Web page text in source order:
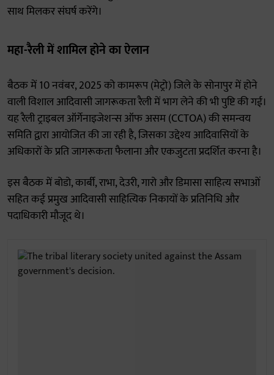
साथ मिलकर संघर्ष करेंगे।
महा-रैली में शामिल होने का ऐलान
बैठक में 10 नवंबर, 2025 को कामरूप (मेट्रो) जिले के सोनापुर में होने
वाली विशाल आदिवासी जागरूकता रैली में भाग लेने की भी पुष्टि की गई।
यह रैली ट्राइबल ऑर्गेनाइजेशन्स ऑफ असम (CCTOA) की समन्वय
समिति द्वारा आयोजित की जा रही है, जिसका उद्देश्य आदिवासियों के
अधिकारों के प्रति जागरूकता फैलाना और एकजुटता प्रदर्शित करना है।
इस बैठक में बोडो, कार्बी, राभा, देउरी, गारो और डिमासा साहित्य सभाओं
सहित कई प्रमुख आदिवासी साहित्यिक निकायों के प्रतिनिधि और
पदाधिकारी मौजूद थे।